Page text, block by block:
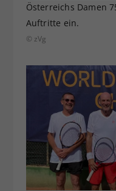
Österreichs Damen
Auftritte ein.
© zVg